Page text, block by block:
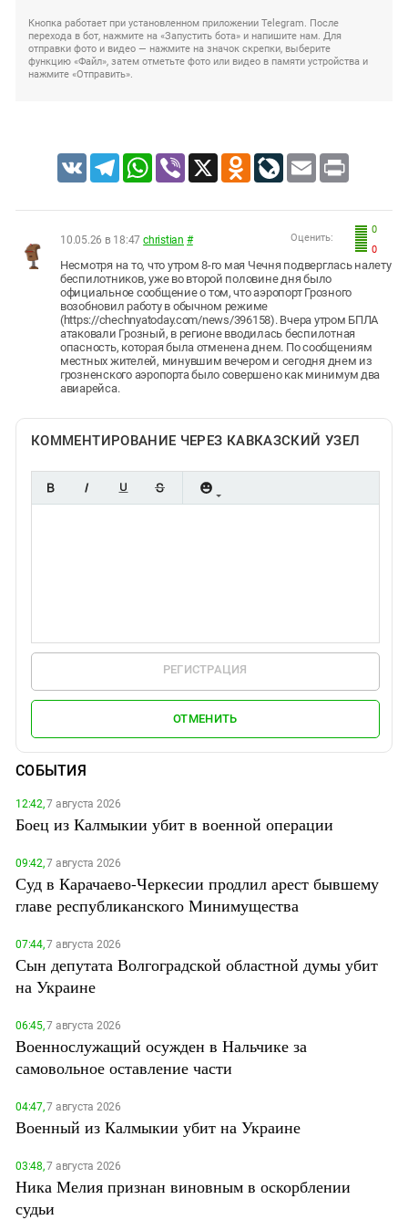
Кнопка работает при установленном приложении Telegram. После
перехода в бот, нажмите на «Запустить бота» и напишите нам. Для
отправки фото и видео — нажмите на значок скрепки, выберите
функцию «Файл», затем отметьте фото или видео в памяти устройства и
нажмите «Отправить».
VK TelegramWhatsApp
Viber X Odnoklassniki
LiveJournal
Email Print
0
0
Оценить:
10.05.26 в 18:47 christian #
Несмотря на то, что утром 8-го мая Чечня подверглась налету
беспилотников, уже во второй половине дня было
официальное сообщение о том, что аэропорт Грозного
возобновил работу в обычном режиме
(https://chechnyatoday.com/news/396158). Вчера утром БПЛА
атаковали Грозный, в регионе вводилась беспилотная
опасность, которая была отменена днем. По сообщениям
местных жителей, минувшим вечером и сегодня днем из
грозненского аэропорта было совершено как минимум два
авиарейса.
КОММЕНТИРОВАНИЕ ЧЕРЕЗ КАВКАЗСКИЙ УЗЕЛ
РЕГИСТРАЦИЯ
ОТМЕНИТЬ
СОБЫТИЯ
12:42,7 августа 2026
Боец из Калмыкии убит в военной операции
09:42,7 августа 2026
Суд в Карачаево-Черкесии продлил арест бывшему
главе республиканского Минимущества
07:44,7 августа 2026
Сын депутата Волгоградской областной думы убит
на Украине
06:45,7 августа 2026
Военнослужащий осужден в Нальчике за
самовольное оставление части
04:47,7 августа 2026
Военный из Калмыкии убит на Украине
03:48,7 августа 2026
Ника Мелия признан виновным в оскорблении
судьи